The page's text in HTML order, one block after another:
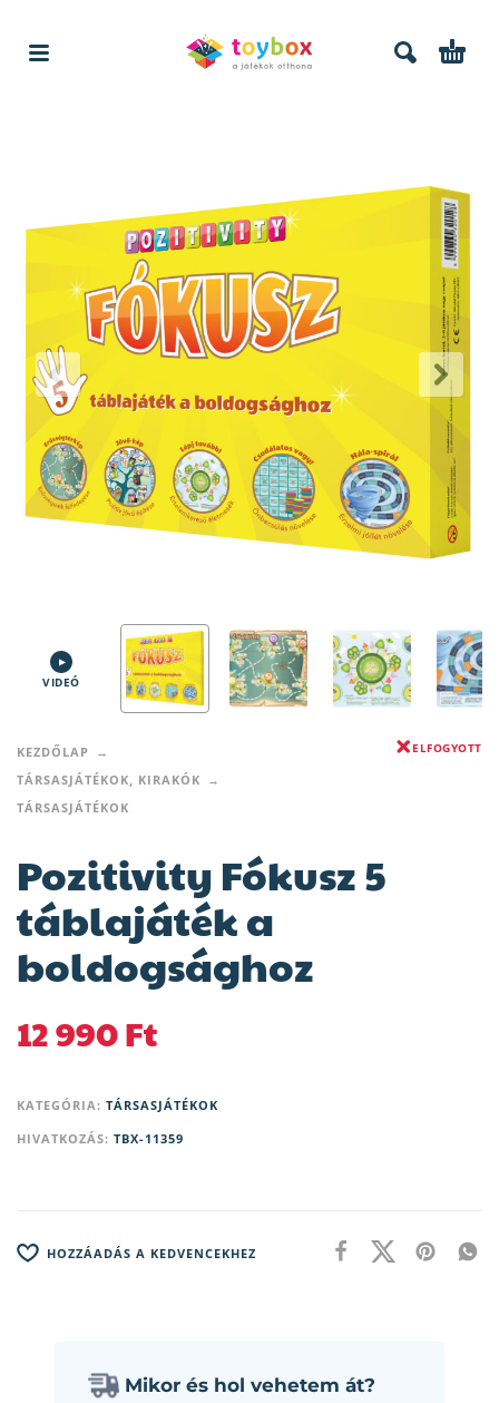
VIDEÓ
KEZDŐLAP
TÁRSASJÁTÉKOK, KIRAKÓK
TÁRSASJÁTÉKOK
ELFOGYOTT
Pozitivity Fókusz 5
táblajáték a
boldogsághoz
12 990Ft
KATEGÓRIA: TÁRSASJÁTÉKOK
HIVATKOZÁS: TBX-11359
HOZZÁADÁS A KEDVENCEKHEZ
Mikor és hol vehetem át?